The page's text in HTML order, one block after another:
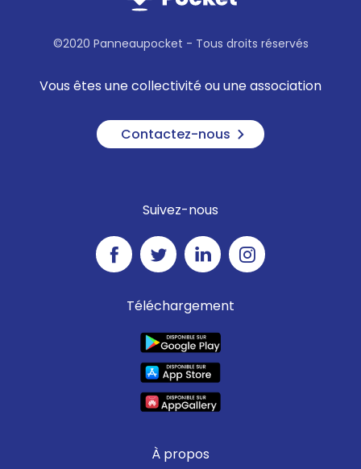
©2020 Panneaupocket - Tous droits réservés
Vous êtes une collectivité ou une association
Contactez-nous
Suivez-nous
Téléchargement
À propos